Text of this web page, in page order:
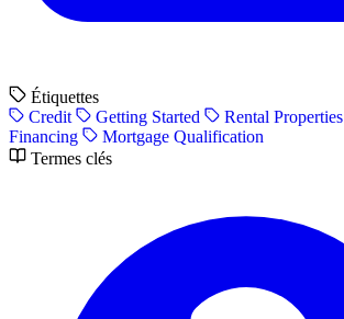
Étiquettes
Credit
Getting Started Rental Properties
Financing
Mortgage Qualification
Termes clés